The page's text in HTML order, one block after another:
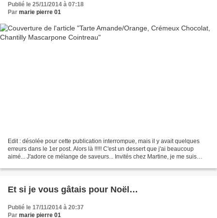
Publié le 25/11/2014 à 07:18
Par marie pierre 01
Edit : désolée pour cette publication interrompue, mais il y avait quelques
erreurs dans le 1er post. Alors là !!!!! C'est un dessert que j'ai beaucoup
aimé... J'adore ce mélange de saveurs... Invités chez Martine, je me suis
Et si je vous gâtais pour Noël…
Publié le 17/11/2014 à 20:37
Par marie pierre 01